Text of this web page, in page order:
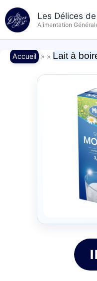
au
contenu
Les Délices
Alimentation
Accueil » » Lait à